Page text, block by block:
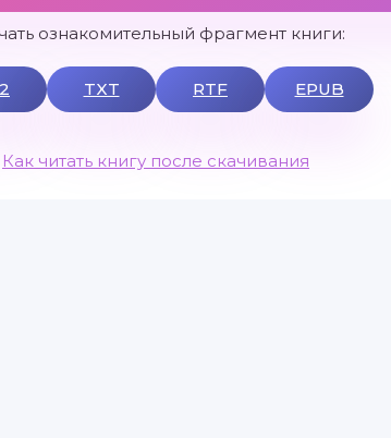
ознакомительный фрагмент книги:
TXT RTF EPUB
Как читать книгу после скачивания